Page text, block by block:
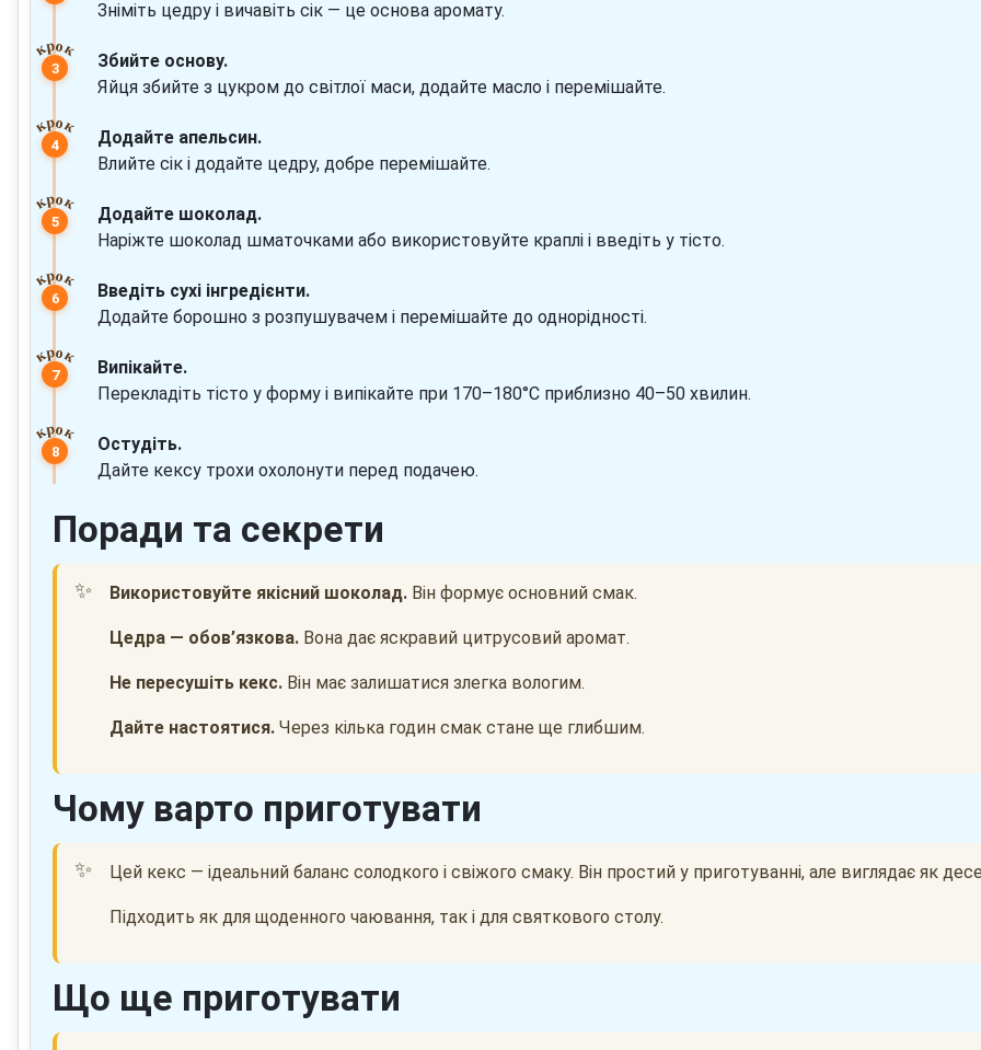
Зніміть цедру і вичавіть сік — це основа аромату.
Збийте основу.
Яйця збийте з цукром до світлої маси, додайте масло і перемішайте.
Додайте апельсин.
Влийте сік і додайте цедру, добре перемішайте.
Додайте шоколад.
Наріжте шоколад шматочками або використовуйте краплі і введіть у тісто.
Введіть сухі інгредієнти.
Додайте борошно з розпушувачем і перемішайте до однорідності.
Випікайте.
Перекладіть тісто у форму і випікайте при 170–180°C приблизно 40–50 хвилин.
Остудіть.
Дайте кексу трохи охолонути перед подачею.
Поради та секрети
Використовуйте якісний шоколад. Він формує основний смак.
Цедра — обов’язкова. Вона дає яскравий цитрусовий аромат.
Не пересушіть кекс. Він має залишатися злегка вологим.
Дайте настоятися. Через кілька годин смак стане ще глибшим.
Чому варто приготувати
Цей кекс — ідеальний баланс солодкого і свіжого смаку. Він простий у приготуванні, але виглядає як
Підходить як для щоденного чаювання, так і для святкового столу.
Що ще приготувати